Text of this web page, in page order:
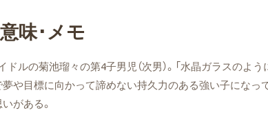
味･メモ
ルの菊池瑠々の第4子男児（次男）。「水晶ガラスのよう
夢や目標に向かって諦めない持久力のある強い子になっ
がある。